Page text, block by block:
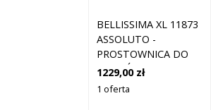
BELLISSIMA XL 11873
ASSOLUTO -
PROSTOWNICA DO
WŁOSÓW Z 4
PŁYTKAMI XL
1229,00 zł
1 oferta